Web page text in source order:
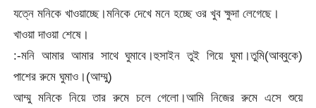
যত্নে মনিকে খাওয়াচ্ছে।মনিকে দেখে মনে হচ্ছে ওর খুব ক্ষুদা লেগেছে।
খাওয়া দাওয়া শেষে।
:-মনি আমার আমার সাথে ঘুমাবে।হুসাইন তুই গিয়ে ঘুমা।তুমি(আব্বুকে)
পাশের রুমে ঘুমাও।(আম্মু)
আম্মু মনিকে নিয়ে তার রুমে চলে গেলো।আমি নিজের রুমে এসে শুয়ে